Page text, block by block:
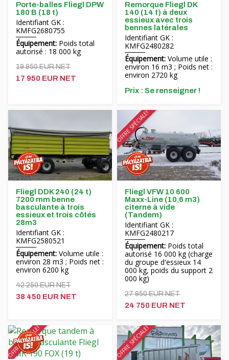
Porte-balles Fliegl DPW
180 B (18 t)
Identifiant GK :
KMFG2680755
Équipement: Poids total
autorisé : 18 000 kg
19 950 EUR NET
17 950 EUR NET
Remorque Fliegl DK
140 (14 t) à deux
essieux avec trois
bennes latérales
Identifiant GK :
KMFG2480282
Équipement: Volume utile :
environ 16 m3 ; Poids net :
environ 2720 kg
Prix ​​: Se renseigner !
Fliegl DDK 240 (24 t)
7200 mm benne
basculante à trois
essieux et trois côtés
28m3
Identifiant GK :
KMFG2580521
Équipement: Volume utile :
environ 28 m3 ; Poids net :
environ 6200 kg
42 250 EUR NET
38 450 EUR NET
OFFRE SPÉCIALE!
Fliegl VFW 10 600
Maxx-Line (10,6 m3)
citerne à vide
(Tandem)
Identifiant GK :
KMFG2480217
Équipement: Poids total
autorisé 16 000 kg (charge
du groupe d'essieux 14
000 kg, poids du support 2
000 kg)
27 950 EUR NET
24 750 EUR NET
OFFRE SPÉCIALE! OFFRE SPÉCIALE!